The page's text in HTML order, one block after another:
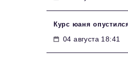
Курс юаня
04 августа 18:41